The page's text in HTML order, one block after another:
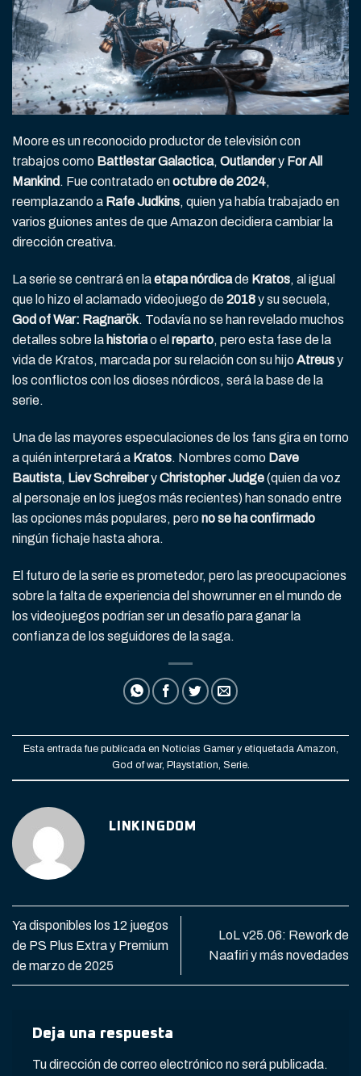
Moore es un reconocido productor de televisión con
trabajos como Battlestar Galactica, Outlandery For All
Mankind . Fue contratado enoctubre de 2024,
reemplazando a Rafe Judkins, quien ya había trabajado en
varios guiones antes de que Amazon decidiera cambiar la
dirección creativa.
La serie se centrará en laetapa nórdicade Kratos, al igual
que lo hizo el aclamado videojuego de2018y su secuela,
God of War: Ragnarök. Todavía no se han revelado muchos
detalles sobre la historiao el reparto, pero esta fase de la
vida de Kratos, marcada por su relación con su hijoAtreusy
los conflictos con los dioses nórdicos, será la base de la
serie.
Una de las mayores especulaciones de los fans gira en torno
a quién interpretará a Kratos. Nombres como Dave
Bautista, Liev SchreiberyChristopher Judge(quien da voz
al personaje en los juegos más recientes) han sonado entre
las opciones más populares, perono se ha confirmado
ningún fichaje hasta ahora.
El futuro de la serie es prometedor, pero las preocupaciones
sobre la falta de experiencia del showrunner en el mundo de
los videojuegos podrían ser un desafío para ganar la
confianza de los seguidores de la saga.
Esta entrada fue publicada en Noticias Gamery etiquetada Amazon,
God of war, Playstation, Serie.
LINKINGDOM
Ya disponibles los 12 juegos
de PS Plus Extra y Premium
de marzo de 2025
LoL v25.06: Rework de
Naafiri y más novedades
Deja una respuesta
Tu dirección de correo electrónico no será publicada.